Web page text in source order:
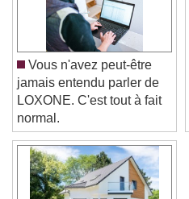
Vous n'avez peut-être
jamais entendu parler de
LOXONE. C'est tout à fait
normal.